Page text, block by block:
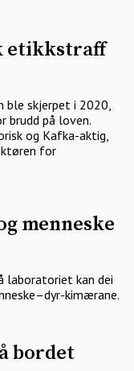
etikkstraff
ble skjerpet i 2020,
brudd på loven.
og Kafka-aktig,
for
menneske
laboratoriet kan dei
kimærane.
bordet